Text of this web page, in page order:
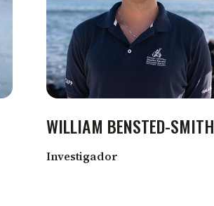
WILLIAM BENSTED-SMITH
Investigador